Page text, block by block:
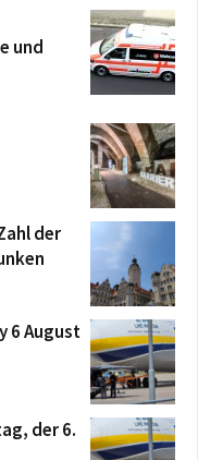
und
der
6 August
der 6.